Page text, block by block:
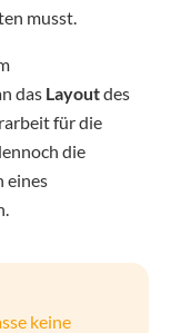
musst.
das Layoutdes
für die
die
eines
keine